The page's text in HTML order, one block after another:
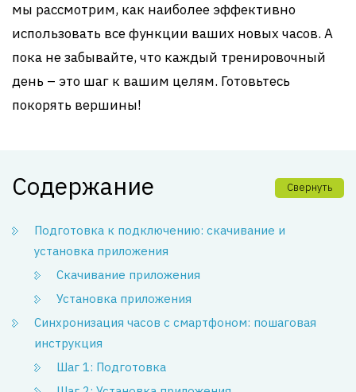
мы рассмотрим, как наиболее эффективно
использовать все функции ваших новых часов. А
пока не забывайте, что каждый тренировочный
день – это шаг к вашим целям. Готовьтесь
покорять вершины!
Содержание Свернуть
Подготовка к подключению: скачивание и
установка приложения
Скачивание приложения
Установка приложения
Синхронизация часов с смартфоном: пошаговая
инструкция
Шаг 1: Подготовка